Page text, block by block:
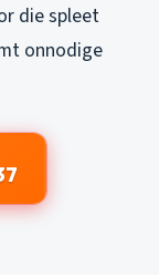
die spleet
onnodige